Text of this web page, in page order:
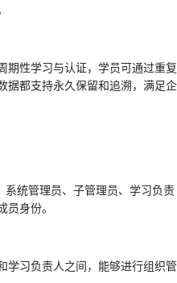
期性学习与认证，学员可通过重复
据都支持永久保留和追溯，满足企
统管理员、子管理员、学习负责
身份。
学习负责人之间，能够进行组织管